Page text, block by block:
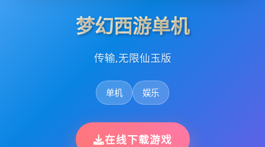
梦幻西游单机
传输,无限仙玉版
单机 娱乐
在线下载游戏